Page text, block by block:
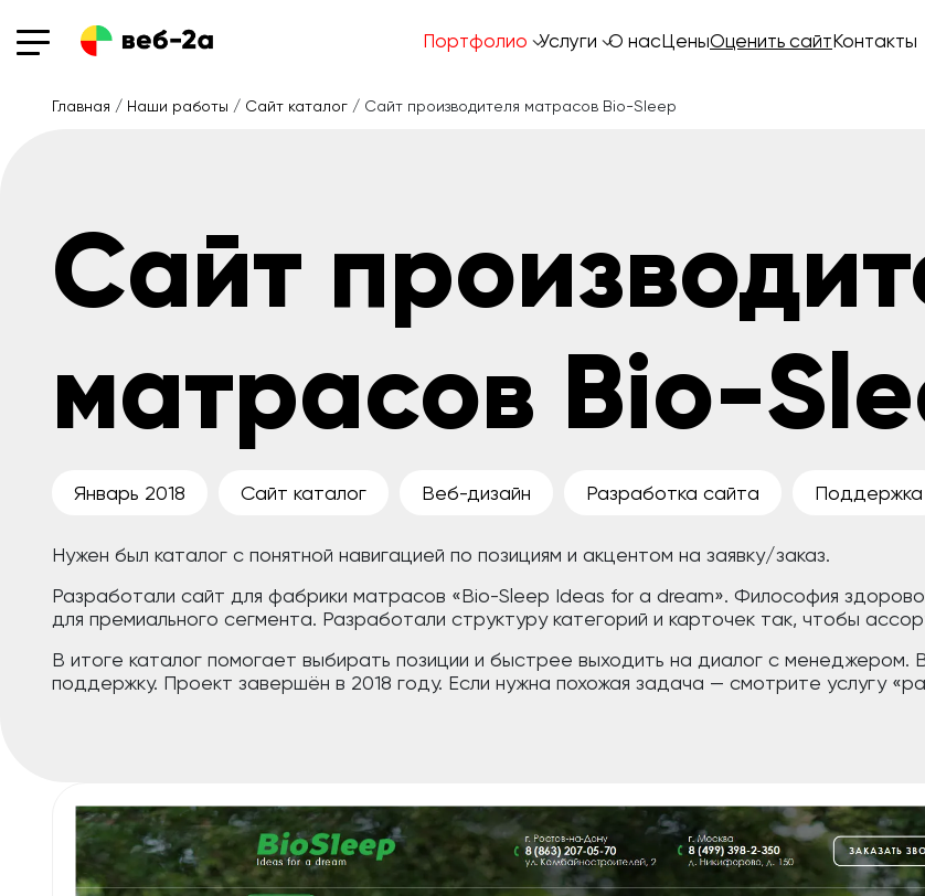
Портфолио Услуги О насЦеныОценить сайтКонтакты
Главная / Наши работы / Сайт каталог / Сайт производителя матрасов Bio-Sleep
Сайт
матрасов Bio-
Январь 2018 Сайт каталог Веб-дизайн Разработка сайта Поддержка
Нужен был каталог с понятной навигацией по позициям и акцентом на заявку/заказ.
Разработали сайт для фабрики матрасов «Bio-Sleep Ideas for a dream». Философия
для премиального сегмента. Разработали структуру категорий и карточек так, чтобы
В итоге каталог помогает выбирать позиции и быстрее выходить на диалог с менеджером.
поддержку. Проект завершён в 2018 году. Если нужна похожая задача — смотрите услугу